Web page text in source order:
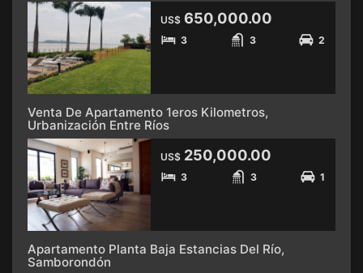
US$ 650,000.00
3 3 2
Venta De Apartamento 1eros Kilometros,
Urbanización Entre Ríos
US$ 250,000.00
3 3 1
Apartamento Planta Baja Estancias Del Río,
Samborondón